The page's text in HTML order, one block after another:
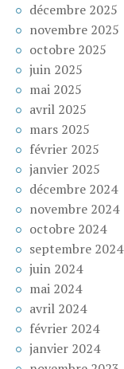
décembre 2025
novembre 2025
octobre 2025
juin 2025
mai 2025
avril 2025
mars 2025
février 2025
janvier 2025
décembre 2024
novembre 2024
octobre 2024
septembre 2024
juin 2024
mai 2024
avril 2024
février 2024
janvier 2024